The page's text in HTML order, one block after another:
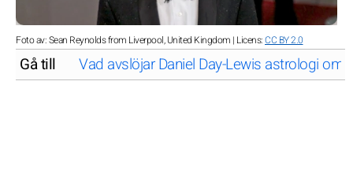
Foto av: Sean Reynolds from Liverpool, United Kingdom | Licens:CC BY 2.0
Gå till Vad avslöjar Daniel Day-Lewis astrologi om